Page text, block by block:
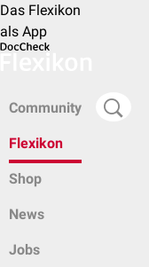
Das Flexikon
als App
Community
Flexikon
Shop
News
Jobs